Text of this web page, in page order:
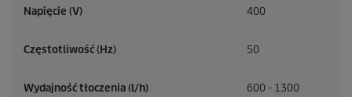
Napięcie (V) 400
Częstotliwość (Hz) 50
Wydajność tłoczenia (l/h) 600 - 1300